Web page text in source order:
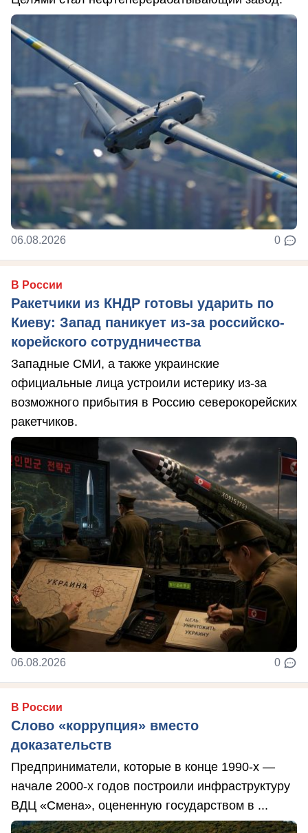
06.08.2026 0
В России
Ракетчики из КНДР готовы ударить по
Киеву: Запад паникует из-за российско-
корейского сотрудничества
Западные СМИ, а также украинские
официальные лица устроили истерику из-за
возможного прибытия в Россию северокорейских
ракетчиков.
06.08.2026 0
В России
Слово «коррупция» вместо
доказательств
Предприниматели, которые в конце 1990-х —
начале 2000-х годов построили инфраструктуру
ВДЦ «Смена», оцененную государством в ...